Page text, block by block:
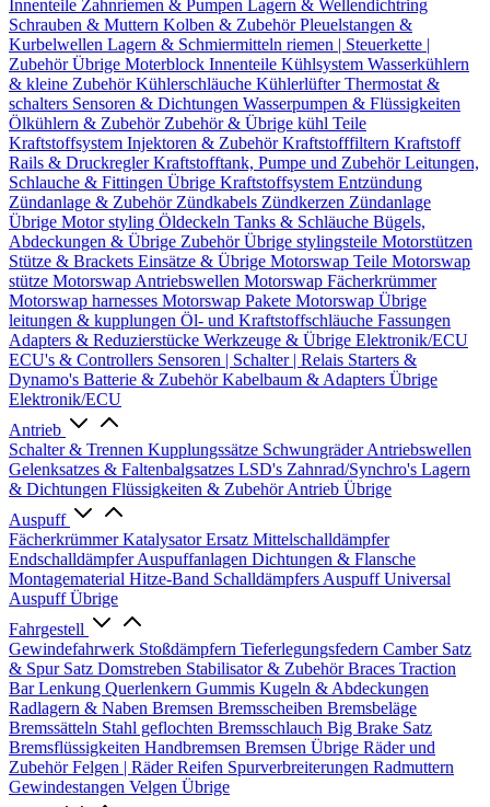
Innenteile Zahnriemen & Pumpen Lagern & Wellendichtring
Schrauben & Muttern Kolben & ZubehörPleuelstangen &
Kurbelwellen Lagern & Schmiermitteln riemen | Steuerkette |
ZubehörÜbrige Moterblock Innenteile Kühlsystem Wasserkühlern
& kleine ZubehörKühlerschläuche KühlerlüfterThermostat &
schalters Sensoren & Dichtungen Wasserpumpen & Flüssigkeiten
Ölkühlern & Zubehör Zubehör & Übrige kühl Teile
Kraftstoffsystem Injektoren & ZubehörKraftstofffiltern Kraftstoff
Rails & DruckreglerKraftstofftank, Pumpe und ZubehörLeitungen,
Schlauche & Fittingen Übrige Kraftstoffsystem Entzündung
Zündanlage & Zubehör Zündkabels Zündkerzen Zündanlage
Übrige Motor styling Öldeckeln Tanks & Schläuche Bügels,
Abdeckungen & Übrige ZubehörÜbrige stylingsteile Motorstützen
Stütze & Brackets Einsätze & Übrige Motorswap Teile Motorswap
stütze Motorswap Antriebswellen Motorswap Fächerkrümmer
Motorswap harnesses Motorswap Pakete Motorswap Übrige
leitungen & kupplungen Öl- und Kraftstoffschläuche Fassungen
Adapters & Reduzierstücke Werkzeuge & Übrige Elektronik/ECU
ECU's & Controllers Sensoren | Schalter | Relais Starters &
Dynamo's Batterie & ZubehörKabelbaum & Adapters Übrige
Elektronik/ECU
Antrieb
Schalter & Trennen Kupplungssätze SchwungräderAntriebswellen
Gelenksatzes & Faltenbalgsatzes LSD's Zahnrad/Synchro's Lagern
& Dichtungen Flüssigkeiten & ZubehörAntrieb Übrige
Auspuff
FächerkrümmerKatalysator Ersatz Mittelschalldämpfer
EndschalldämpferAuspuffanlagen Dichtungen & Flansche
Montagematerial Hitze-Band Schalldämpfers Auspuff Universal
Auspuff Übrige
Fahrgestell
Gewindefahrwerk Stoßdämpfern Tieferlegungsfedern Camber Satz
& Spur Satz Domstreben Stabilisator & ZubehörBraces Traction
BarLenkung Querlenkern Gummis Kugeln & Abdeckungen
Radlagern & Naben Bremsen Bremsscheiben Bremsbeläge
Bremssätteln Stahl geflochten Bremsschlauch Big Brake Satz
Bremsflüssigkeiten Handbremsen Bremsen Übrige Räder und
ZubehörFelgen | RäderReifen Spurverbreiterungen Radmuttern
Gewindestangen Velgen Übrige